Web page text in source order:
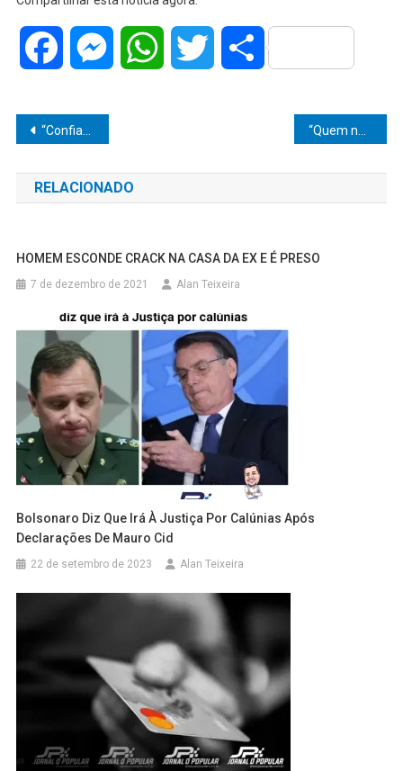
Facebook MessengerWhatsAppTwitter Share
Navegação
de
Post
“Confiança é igual porcelana: quebrou, não tem cola que resolva”, diz JP Jornal O Popular sobre prisão de funcionário suspeito de furtar mil mudas de eucalipto
RELACIONADO
HOMEM ESCONDE CRACK NA CASA DA EX E É PRESO
7 de dezembro de 2021 Alan Teixeira
Bolsonaro Diz Que Irá À Justiça Por Calúnias Após
Declarações De Mauro Cid
22 de setembro de 2023 Alan Teixeira